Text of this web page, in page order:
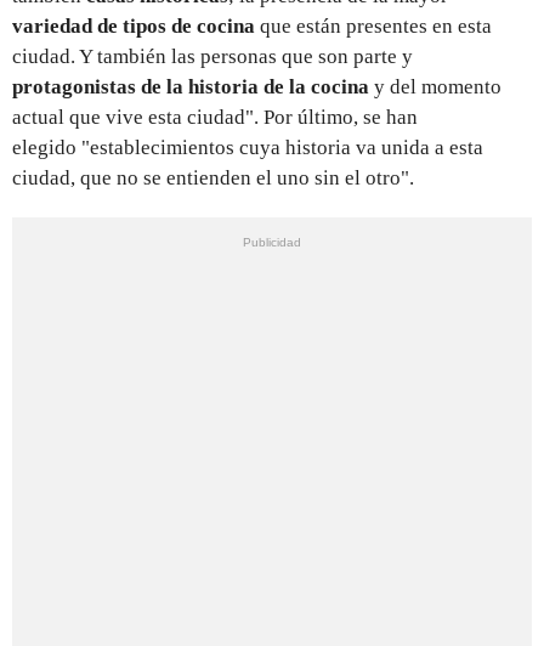
variedad de tipos de cocina que están presentes en esta
ciudad. Y también las personas que son parte y
protagonistas de la historia de la cocina y del momento
actual que vive esta ciudad". Por último, se han
elegido "establecimientos cuya historia va unida a esta
ciudad, que no se entienden el uno sin el otro".